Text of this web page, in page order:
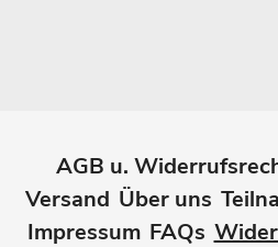
AGB u.
Versand Über uns
Impressum FAQs